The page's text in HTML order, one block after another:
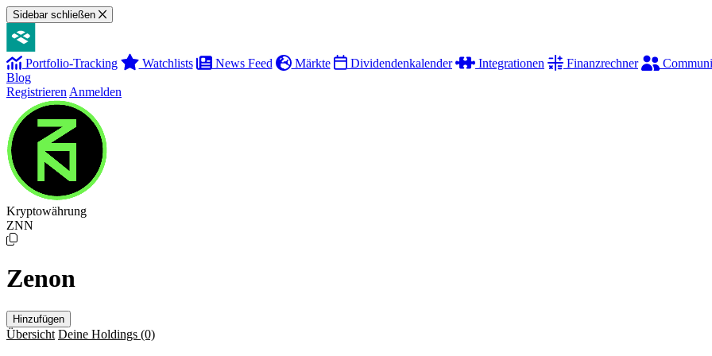
Sidebar schließen
Portfolio-Tracking Watchlists News Feed Märkte Dividendenkalender Integrationen Finanzrechner
Blog
Registrieren Anmelden
Kryptowährung
ZNN
Zenon
Hinzufügen
Übersicht Deine Holdings (0)